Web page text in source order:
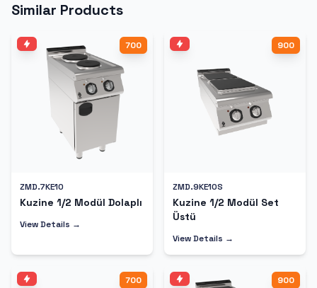
Similar Products
700
ZMD.7KE10
Kuzine 1/2 Modül Dolaplı
View Details →
900
ZMD.9KE10S
Kuzine 1/2 Modül Set
Üstü
View Details →
700 900